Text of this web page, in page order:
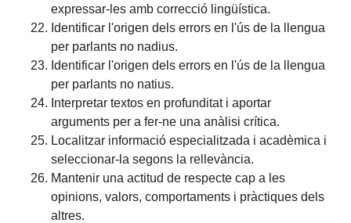
expressar-les amb correcció lingüística.
Identificar l'origen dels errors en l'ús de la llengua
per parlants no nadius.
Identificar l'origen dels errors en l'ús de la llengua
per parlants no natius.
Interpretar textos en profunditat i aportar
arguments per a fer-ne una anàlisi crítica.
Localitzar informació especialitzada i acadèmica i
seleccionar-la segons la rellevància.
Mantenir una actitud de respecte cap a les
opinions, valors, comportaments i pràctiques dels
altres.